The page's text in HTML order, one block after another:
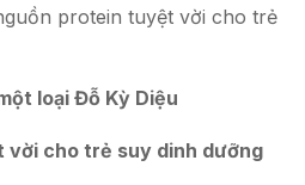
protein tuyệt vời cho trẻ
loại Đỗ Kỳ Diệu
vời cho trẻ suy dinh dưỡng